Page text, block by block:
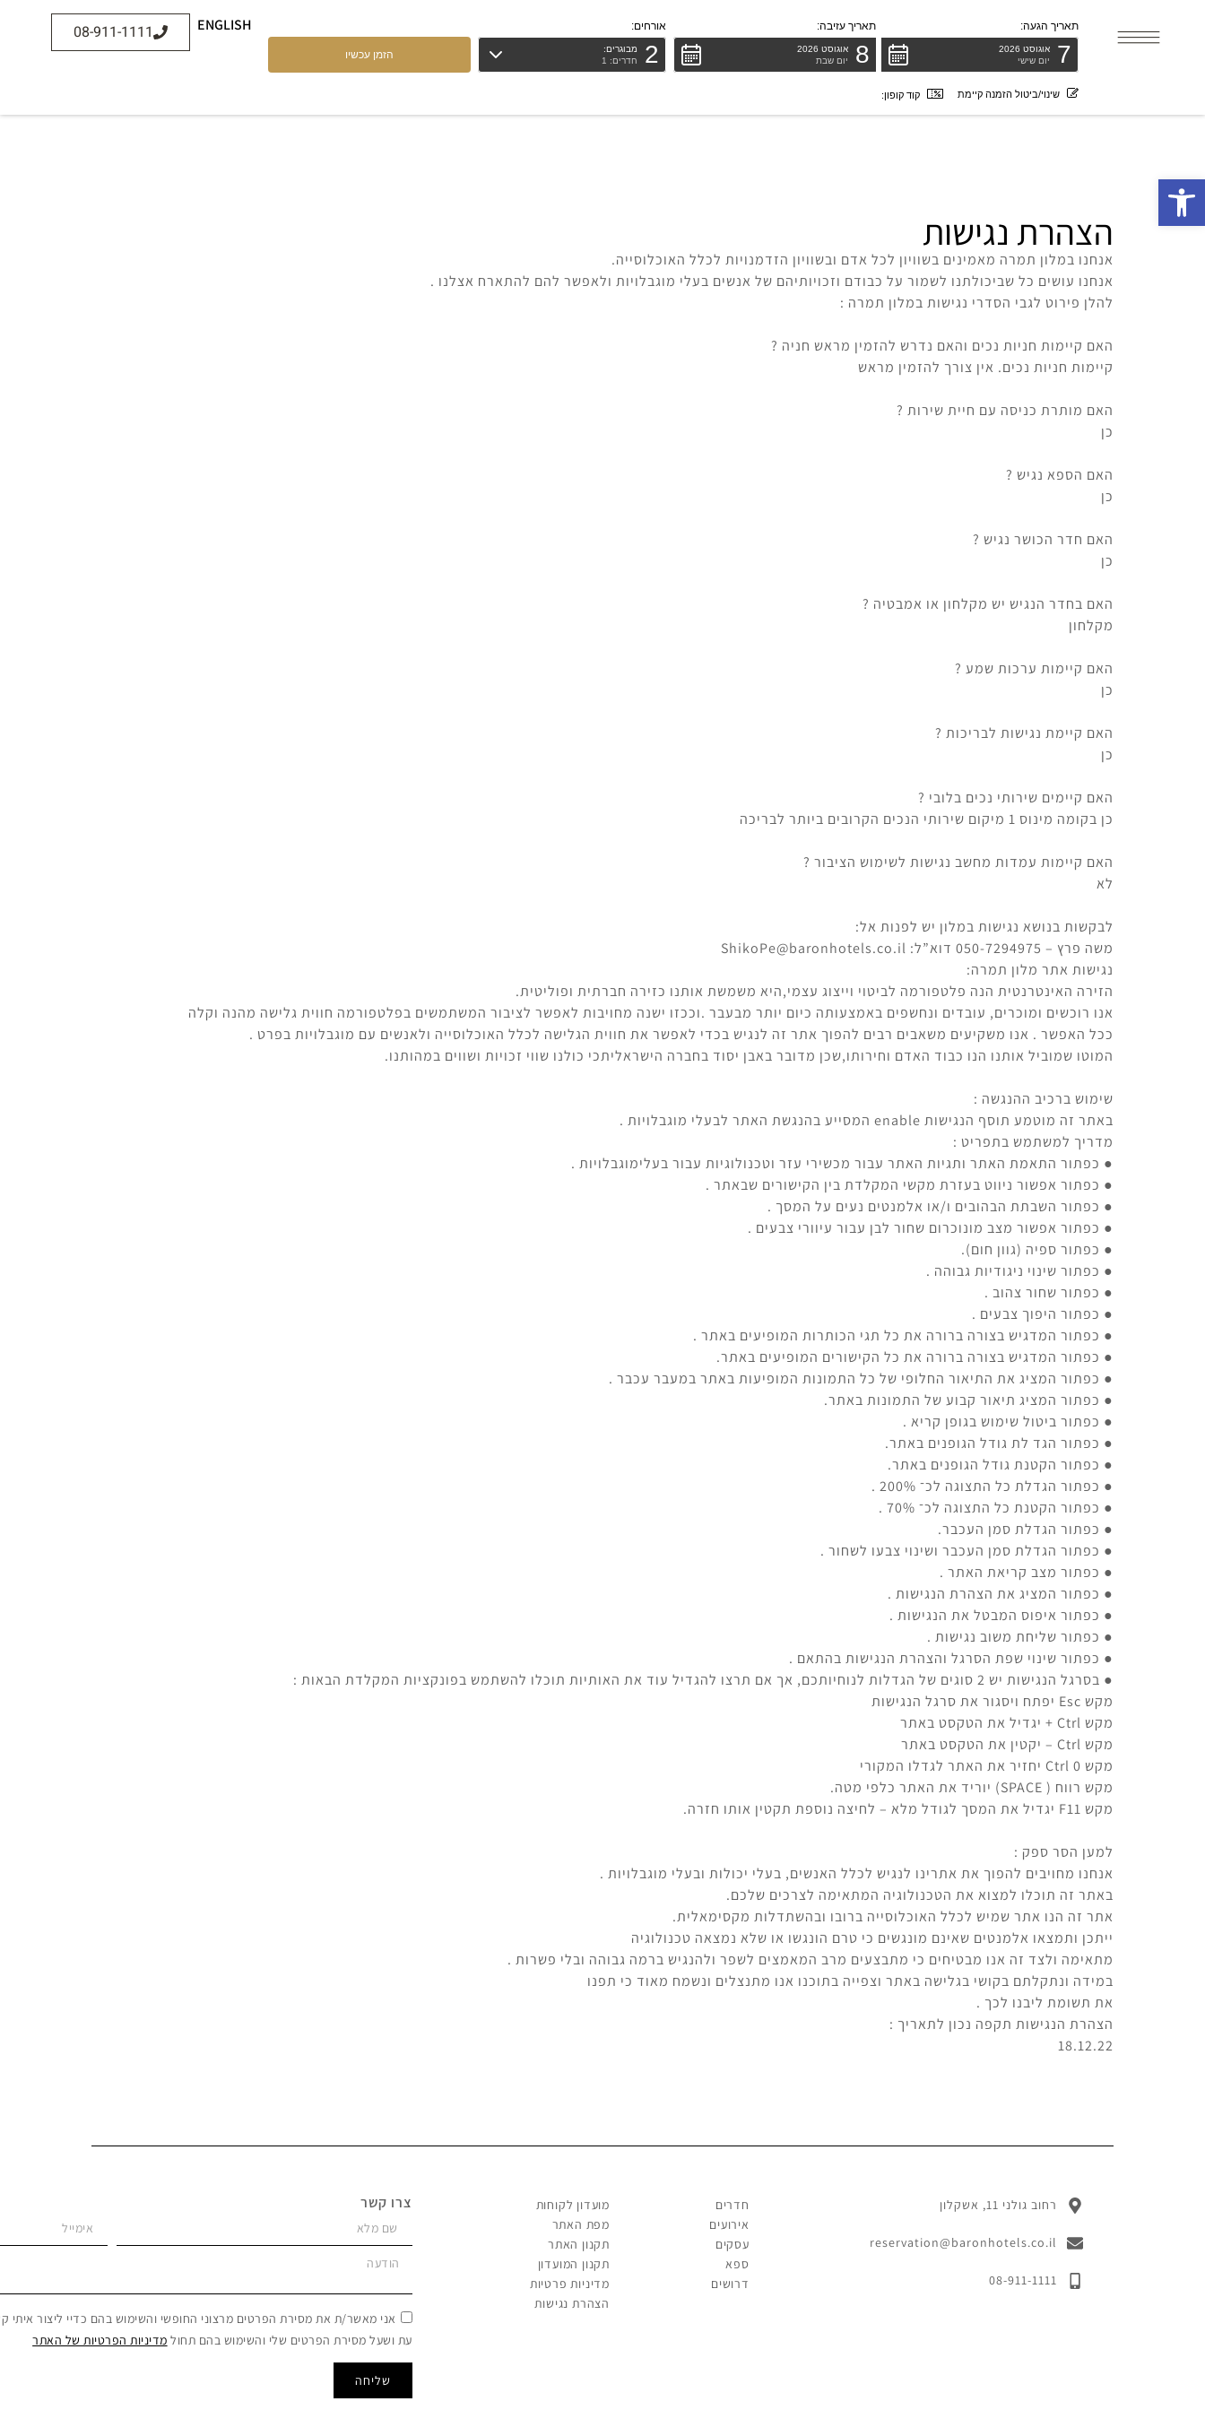
פתח סרגל נגישות
תאריך הגעה:
7
אוגוסט 2026
יום שישי
תאריך עזיבה:
8
אוגוסט 2026
יום שבת
אורחים:
2
מבוגרים:
חדרים: 1
קוד קופון: שינוי/ביטול הזמנה קיימת
ENGLISH
08-911-1111
הצהרת נגישות
אנחנו במלון תמרה מאמינים בשוויון לכל אדם ובשוויון הזדמנויות לכלל האוכלוסייה.
אנחנו עושים כל שביכולתנו לשמור על כבודם וזכויותיהם של אנשים בעלי מוגבלויות ולאפשר להם להתארח אצלנו .
להלן פירוט לגבי הסדרי נגישות במלון תמרה :
האם קיימות חניות נכים והאם נדרש להזמין מראש חניה ?
קיימות חניות נכים. אין צורך להזמין מראש
האם מותרת כניסה עם חיית שירות ?
כן
האם הספא נגיש ?
כן
האם חדר הכושר נגיש ?
כן
האם בחדר הנגיש יש מקלחון או אמבטיה ?
מקלחון
האם קיימות ערכות שמע ?
כן
האם קיימת נגישות לבריכות ?
כן
האם קיימים שירותי נכים בלובי ?
כן בקומה מינוס 1 מיקום שירותי הנכים הקרובים ביותר לבריכה
האם קיימות עמדות מחשב נגישות לשימוש הציבור ?
לא
לבקשות בנושא נגישות במלון יש לפנות אל:
משה פרץ – 050-7294975 דוא”ל: ShikoPe@baronhotels.co.il
נגישות אתר מלון תמרה:
הזירה האינטרנטית הנה פלטפורמה לביטוי וייצוג עצמי,היא משמשת אותנו כזירה חברתית ופוליטית.
אנו רוכשים ומוכרים, עובדים ונחשפים באמצעותה כיום יותר מבעבר .וככזו ישנה מחויבות לאפשר לציבור המשתמשים בפלטפורמה חווית גלישה מהנה וקלה
ככל האפשר . אנו משקיעים משאבים רבים להפוך אתר זה לנגיש בכדי לאפשר את חווית הגלישה לכלל האוכלוסייה ולאנשים עם מוגבלויות בפרט .
המוטו שמוביל אותנו הנו כבוד האדם וחירותו,שכן מדובר באבן יסוד בחברה הישראליתכי כולנו שווי זכויות ושווים במהותנו.
שימוש ברכיב ההנגשה :
באתר זה מוטמע תוסף הנגישות enable המסייע בהנגשת האתר לבעלי מוגבלויות .
מדריך למשתמש בתפריט :
● כפתור התאמת האתר ותגיות האתר עבור מכשירי עזר וטכנולוגיות עבור בעלימוגבלויות .
● כפתור אפשור ניווט בעזרת מקשי המקלדת בין הקישורים שבאתר .
● כפתור השבתת הבהובים ו/או אלמנטים נעים על המסך .
● כפתור אפשור מצב מונוכרום שחור לבן עבור עיוורי צבעים .
● כפתור ספיה (גוון חום).
● כפתור שינוי ניגודיות גבוהה .
● כפתור שחור צהוב .
● כפתור היפוך צבעים .
● כפתור המדגיש בצורה ברורה את כל תגי הכותרות המופיעים באתר .
● כפתור המדגיש בצורה ברורה את כל הקישורים המופיעים באתר.
● כפתור המציג את התיאור החלופי של כל התמונות המופיעות באתר במעבר עכבר .
● כפתור המציג תיאור קבוע של התמונות באתר.
● כפתור ביטול שימוש בגופן קריא .
● כפתור הגד לת גודל הגופנים באתר.
● כפתור הקטנת גודל הגופנים באתר.
● כפתור הגדלת כל התצוגה לכ־ 200% .
● כפתור הקטנת כל התצוגה לכ־ 70% .
● כפתור הגדלת סמן העכבר.
● כפתור הגדלת סמן העכבר ושינוי צבעו לשחור .
● כפתור מצב קריאת האתר .
● כפתור המציג את הצהרת הנגישות .
● כפתור איפוס המבטל את הנגישות .
● כפתור שליחת משוב נגישות .
● כפתור שינוי שפת הסרגל והצהרת הנגישות בהתאם .
● בסרגל הנגישות יש 2 סוגים של הגדלות לנוחיותכם, אך אם תרצו להגדיל עוד את האותיות תוכלו להשתמש בפונקציות המקלדת הבאות :
מקש Esc יפתח ויסגור את סרגל הנגישות
מקש Ctrl + יגדיל את הטקסט באתר
מקש Ctrl – יקטין את הטקסט באתר
מקש Ctrl 0 יחזיר את האתר לגדלו המקורי
מקש רווח ( SPACE) יוריד את האתר כלפי מטה.
מקש F11 יגדיל את המסך לגודל מלא – לחיצה נוספת תקטין אותו חזרה.
למען הסר ספק :
אנחנו מחויבים להפוך את אתרינו לנגיש לכלל האנשים, בעלי יכולות ובעלי מוגבלויות .
באתר זה תוכלו למצוא את הטכנולוגיה המתאימה לצרכים שלכם.
אתר זה הנו אתר שמיש לכלל האוכלוסייה ברובו ובהשתדלות מקסימאלית.
ייתכן ותמצאו אלמנטים שאינם מונגשים כי טרם הונגשו או שלא נמצאה טכנולוגיה
מתאימה ולצד זה אנו מבטיחים כי מתבצעים מרב המאמצים לשפר ולהנגיש ברמה גבוהה ובלי פשרות .
במידה ונתקלתם בקושי בגלישה באתר וצפייה בתוכנו אנו מתנצלים ונשמח מאוד כי תפנו
את תשומת ליבנו לכך .
הצהרת הנגישות תקפה נכון לתאריך :
18.12.22
חדרים
אירועים
עסקים
ספא
דרושים
מועדון לקוחות
מפת האתר
תקנון האתר
תקנון המועדון
מדיניות פרטיות
הצהרת נגישות
צרו קשר
אני מאשר/ת את מסירת הפרטים מרצוני החופשי והשימוש בהם כדיי ליצור איתי
עת ושעל מסירת הפרטים שלי והשימוש בהם תחול מדיניות הפרטיות של האתר
שליחה
רחוב גולני 11, אשקלון
reservation@baronhotels.co.il
08-911-1111